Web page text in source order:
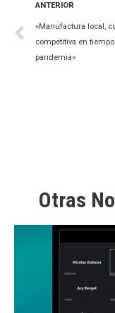
ANTERIOR
«Manufactura local,
competitiva en
pandemia»
Otras